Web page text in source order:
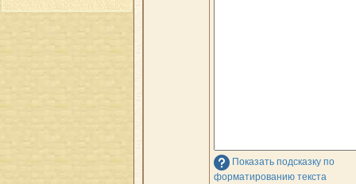
Показать подсказку по
форматированию текста